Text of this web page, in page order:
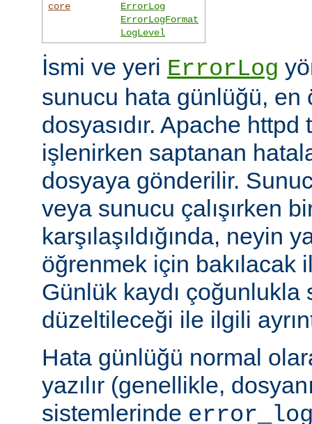
core
ErrorLog
ErrorLogFormat
LogLevel
İsmi ve yeri ErrorLog
sunucu hata günlüğü, en
dosyasıdır. Apache httpd
işlenirken saptanan
dosyaya gönderilir.
veya sunucu çalışırken
karşılaşıldığında, neyin
öğrenmek için bakılacak
Günlük kaydı çoğunlukla
düzeltileceği ile ilgili
Hata günlüğü normal
yazılır (genellikle,
sistemlerinde